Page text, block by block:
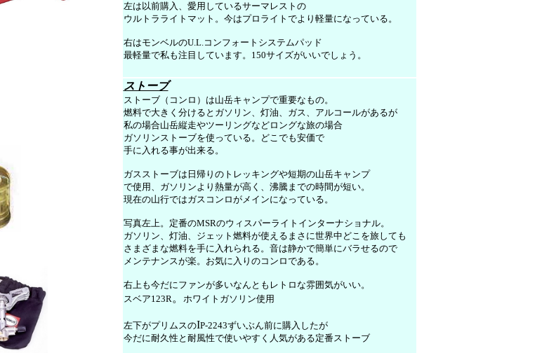
左は以前購入、愛用しているサーマレストの
ウルトラライトマット。今はプロライトでより軽量になっている。
右はモンベルのU.L.コンフォートシステムパッド
最軽量で私も注目しています。150サイズがいいでしょう。
ストーブ
ストーブ（コンロ）は山岳キャンプで重要なもの。
燃料で大きく分けるとガソリン、灯油、ガス、アルコールがあるが
私の場合山岳縦走やツーリングなどロングな旅の場合
ガソリンストーブを使っている。どこでも安価で
手に入れる事が出来る。
ガスストーブは日帰りのトレッキングや短期の山岳キャンプ
で使用、ガソリンより熱量が高く、沸騰までの時間が短い。
現在の山行ではガスコンロがメインになっている。
写真左上。定番のMSRのウィスパーライトインターナショナル。
ガソリン、灯油、ジェット燃料が使えるまさに世界中どこを旅しても
さまざまな燃料を手に入れられる。音は静かで簡単にバラせるので
メンテナンスが楽。お気に入りのコンロである。
右上も今だにファンが多いなんともレトロな雰囲気がいい。
スベア123R。 ホワイトガソリン使用
左下がプリムスのIP-2243ずいぶん前に購入したが
今だに耐久性と耐風性で使いやすく人気がある定番ストーブ